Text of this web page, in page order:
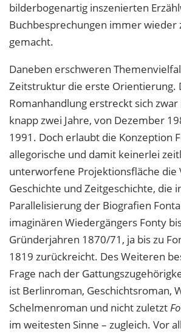
bilderbogenartig inszenierten
Buchbesprechungen immer wieder
gemacht.
Daneben erschweren
Zeitstruktur die erste Orientierung.
Romanhandlung erstreckt sich
knapp zwei Jahre, von Dezember
1991. Doch erlaubt die Konzeption
allegorische und damit keinerlei
unterworfene Projektionsfläche die
Geschichte und Zeitgeschichte, die
Parallelisierung der Biografien
imaginären Wiedergängers Fonty
Gründerjahren 1870/71, ja bis zu
1819 zurückreicht. Des Weiteren
Frage nach der
ist Berlinroman, Geschichtsroman,
Schelmenroman und nicht zuletzt
im weitesten Sinne – zugleich. Vor